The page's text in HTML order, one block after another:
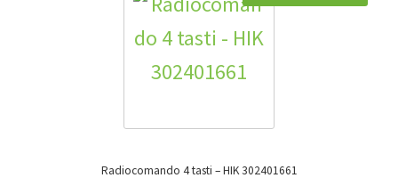
Radiocomando 4 tasti – HIK 302401661